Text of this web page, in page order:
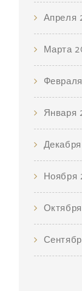
Апреля
Марта
Января
Ноября